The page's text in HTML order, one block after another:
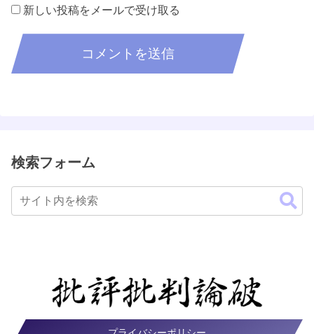
新しい投稿をメールで受け取る
検索フォーム